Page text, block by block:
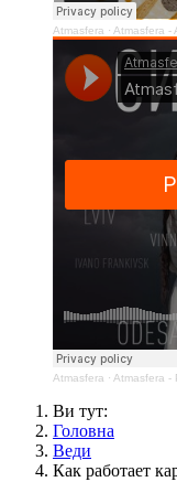
Atmasfera · Atmasfera -
Atmasfera · Atmasfera -
Ви тут:
Головна
Веди
Как работает